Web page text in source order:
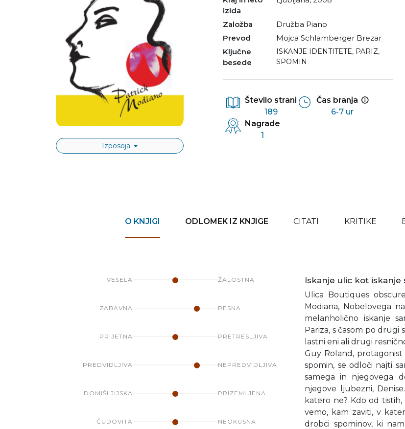
Izposoja
izida
Založba
Družba Piano
Prevod
Mojca Schlamberger Brezar
Ključne
besede
ISKANJE IDENTITETE, PARIZ,
SPOMIN
Število strani
189
Čas branja
6-7 ur
Nagrade
1
O KNJIGI ODLOMEK IZ KNJIGE CITATI KRITIKE
VESELA ŽALOSTNA
ZABAVNA RESNA
PRIJETNA PRETRESLJIVA
PREDVIDLJIVA NEPREDVIDLJIVA
DOMIŠLJIJSKA PRIZEMLJENA
ČUDOVITA NEOKUSNA
Iskanje ulic kot iskanje
Ulica Boutiques
Modiana, Nobelovega
melanholično iskanje
Pariza, s časom po drugi
lastni eni ali drugi
Guy Roland,
spomin, se odloči najti
samega in njegovega
njegove ljubezni,
katero ne? Kdo od
vemo, kam zaviti, v
drobci spominov, ki